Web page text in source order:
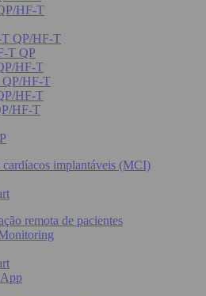
HF-T
QP/HF-T
T QP
HF-T
QP/HF-T
HF-T
HF-T
cardíacos implantáveis (MCI)
remota de pacientes